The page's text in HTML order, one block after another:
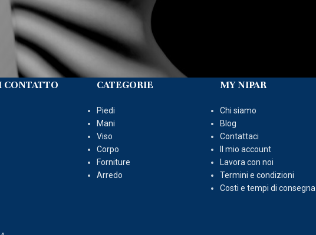
CATEGORIE
Piedi
Mani
Viso
Corpo
Forniture
Arredo
MY NIPAR
Chi siamo
Blog
Contattaci
Il mio account
Lavora con noi
Termini e condizioni
Costi e tempi di consegna